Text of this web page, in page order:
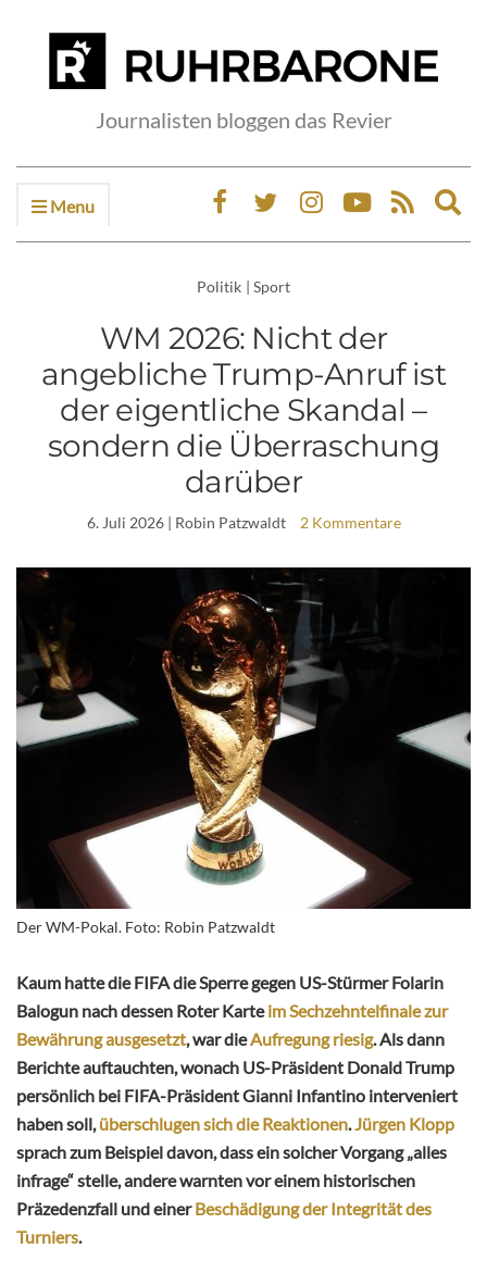
Journalisten bloggen das Revier
Menu
Politik | Sport
WM 2026: Nicht der
angebliche Trump-Anruf ist
der eigentliche Skandal –
sondern die Überraschung
darüber
6. Juli 2026| Robin Patzwaldt 2 Kommentare
Der WM-Pokal. Foto: Robin Patzwaldt
Kaum hatte die FIFA die Sperre gegen US-Stürmer Folarin
Balogun nach dessen Roter Karteim Sechzehntelfinale zur
Bewährung ausgesetzt, war dieAufregung riesig. Als dann
Berichte auftauchten, wonach US-Präsident Donald Trump
persönlich bei FIFA-Präsident Gianni Infantino interveniert
haben soll, überschlugen sich die Reaktionen. Jürgen Klopp
sprach zum Beispiel davon, dass ein solcher Vorgang „alles
infrage“ stelle, andere warnten vor einem historischen
Präzedenzfall und einerBeschädigung der Integrität des
Turniers.